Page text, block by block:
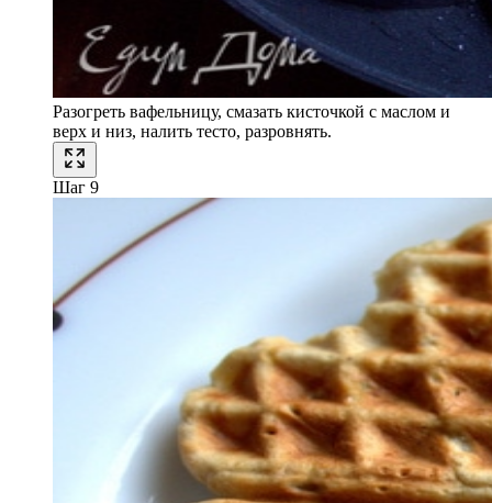
Разогреть вафельницу, смазать кисточкой с маслом и
верх и низ, налить тесто, разровнять.
Шаг 9